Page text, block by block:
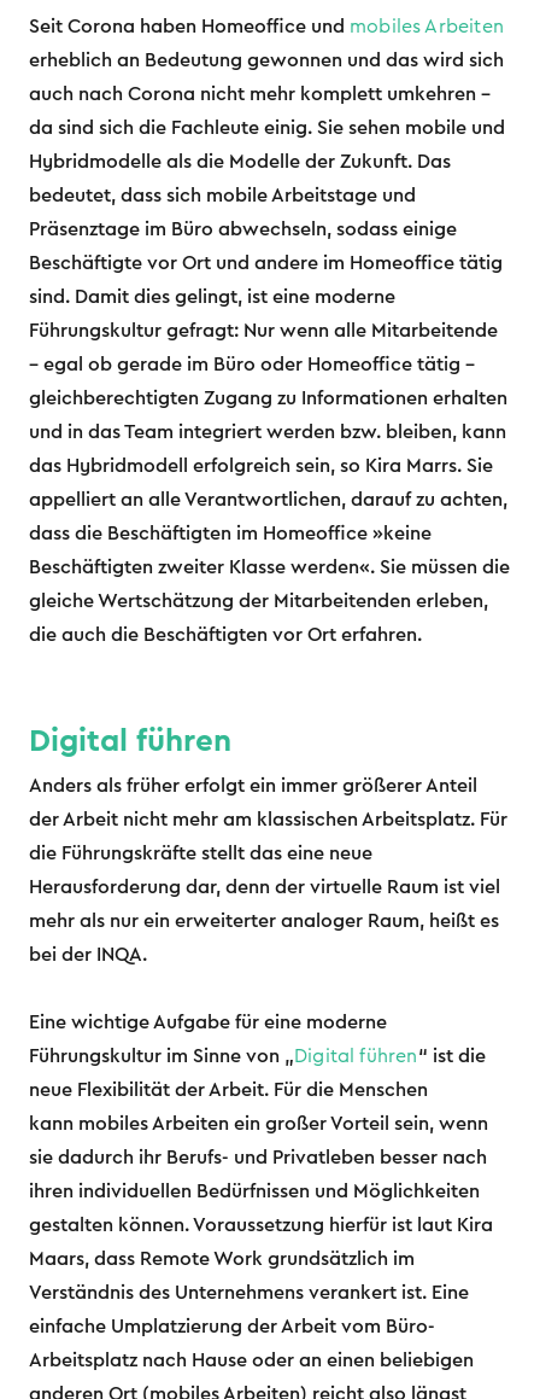
Seit Corona haben Homeoffice und mobiles Arbeiten
erheblich an Bedeutung gewonnen und das wird sich
auch nach Corona nicht mehr komplett umkehren –
da sind sich die Fachleute einig. Sie sehen mobile und
Hybridmodelle als die Modelle der Zukunft. Das
bedeutet, dass sich mobile Arbeitstage und
Präsenztage im Büro abwechseln, sodass einige
Beschäftigte vor Ort und andere im Homeoffice tätig
sind. Damit dies gelingt, ist eine moderne
Führungskultur gefragt: Nur wenn alle Mitarbeitende
– egal ob gerade im Büro oder Homeoffice tätig –
gleichberechtigten Zugang zu Informationen erhalten
und in das Team integriert werden bzw. bleiben, kann
das Hybridmodell erfolgreich sein, so Kira Marrs. Sie
appelliert an alle Verantwortlichen, darauf zu achten,
dass die Beschäftigten im Homeoffice »keine
Beschäftigten zweiter Klasse werden«. Sie müssen die
gleiche Wertschätzung der Mitarbeitenden erleben,
die auch die Beschäftigten vor Ort erfahren.
Digital führen
Anders als früher erfolgt ein immer größerer Anteil
der Arbeit nicht mehr am klassischen Arbeitsplatz. Für
die Führungskräfte stellt das eine neue
Herausforderung dar, denn der virtuelle Raum ist viel
mehr als nur ein erweiterter analoger Raum, heißt es
bei der INQA.
Eine wichtige Aufgabe für eine moderne
Führungskultur im Sinne von „Digital führen“ ist die
neue Flexibilität der Arbeit. Für die Menschen
kann mobiles Arbeiten ein großer Vorteil sein, wenn
sie dadurch ihr Berufs- und Privatleben besser nach
ihren individuellen Bedürfnissen und Möglichkeiten
gestalten können. Voraussetzung hierfür ist laut Kira
Maars, dass Remote Work grundsätzlich im
Verständnis des Unternehmens verankert ist. Eine
einfache Umplatzierung der Arbeit vom Büro-
Arbeitsplatz nach Hause oder an einen beliebigen
anderen Ort (mobiles Arbeiten) reicht also längst